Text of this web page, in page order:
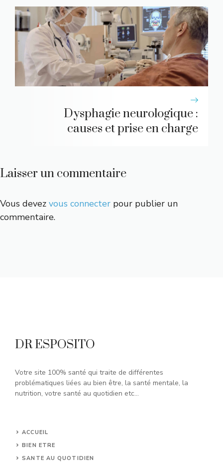
Dysphagie neurologique :
causes et prise en charge
Laisser un commentaire
Vous devez vous connecter pour publier un
commentaire.
DR ESPOSITO
Votre site 100% santé qui traite de différentes
problématiques liées au bien être, la santé mentale, la
nutrition, votre santé au quotidien etc...
ACCUEIL
BIEN ETRE
SANTE AU QUOTIDIEN